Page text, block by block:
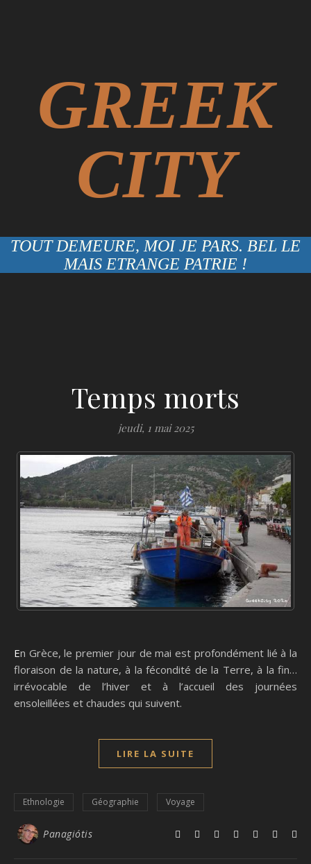
GREEK
CITY
TOUT DEMEURE, MOI JE PARS. BEL LE
MAIS ETRANGE PATRIE !
Temps morts
jeudi, 1 mai 2025
En Grèce, le premier jour de mai est profondément lié à la
floraison de la nature, à la fécondité de la Terre, à la fin…
irrévocable de l’hiver et à l’accueil des journées
ensoleillées et chaudes qui suivent.
LIRE LA SUITE
Ethnologie Géographie Voyage
Panagiótis